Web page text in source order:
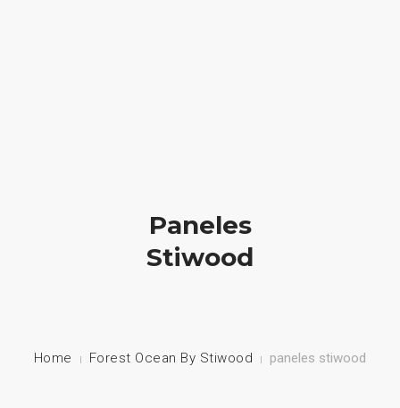
NUESTROS PRODUCTOSPaneles
Stiwood
Home Forest Ocean By Stiwood paneles stiwood